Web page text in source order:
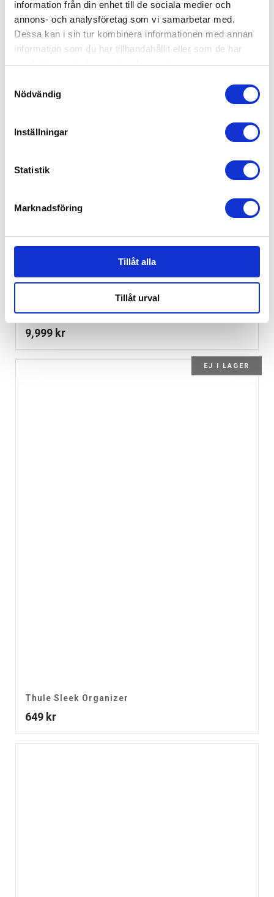
information från din enhet till de sociala medier och
annons- och analysföretag som vi samarbetar med.
Dessa kan i sin tur kombinera informationen med annan
information som du har tillhandahållit eller som de har
samlat in när du har använt deras tjänster.
Nödvändig
Inställningar
Statistik
Marknadsföring
Tillåt alla
Tillåt urval
Thule Urban Glide 4-Wheel Beige
9,999 kr
EJ I LAGER
Thule Sleek Organizer
649 kr